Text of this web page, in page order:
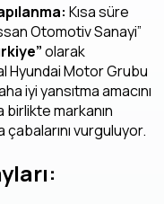
Kısa süre
Otomotiv Sanayi”
olarak
Hyundai Motor Grubu
iyi yansıtma amacını
birlikte markanın
çabalarını vurguluyor.